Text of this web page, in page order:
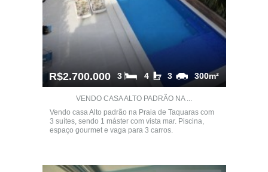
R$2.700.000 300m²
3
4
3
VENDO CASA ALTO PADRÃO NA ...
Vendo casa Alto padrão na Praia de Taquaras com
3 suítes, sendo 1 máster com vista mar. Piscina,
espaço gourmet e vaga para 3 carros.